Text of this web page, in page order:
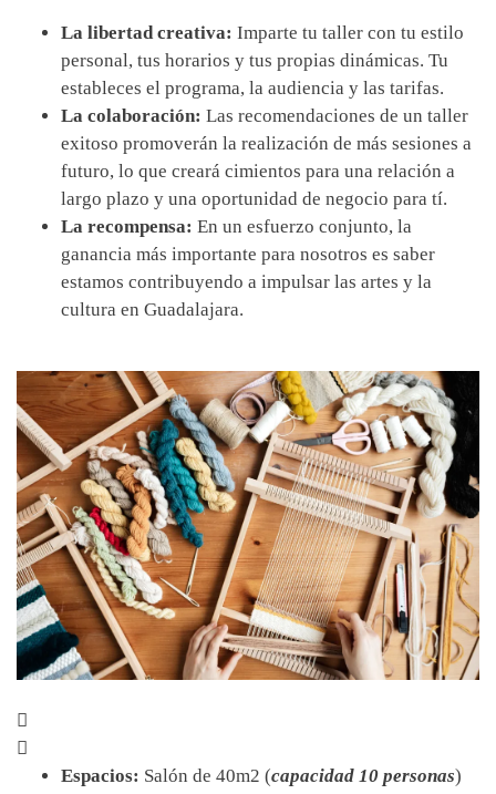
La libertad creativa: Imparte tu taller con tu estilo
personal, tus horarios y tus propias dinámicas. Tu
estableces el programa, la audiencia y las tarifas.
La colaboración: Las recomendaciones de un taller
exitoso promoverán la realización de más sesiones a
futuro, lo que creará cimientos para una relación a
largo plazo y una oportunidad de negocio para tí.
La recompensa: En un esfuerzo conjunto, la
ganancia más importante para nosotros es saber
estamos contribuyendo a impulsar las artes y la
cultura en Guadalajara.
Espacios: Salón de 40m2 (capacidad 10 personas)